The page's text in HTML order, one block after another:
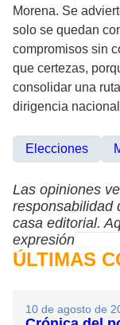
Morena. Se
solo se quedan
compromisos sin
que certezas,
consolidar una
dirigencia
Elecciones
Las opiniones
responsabilidad
casa editorial.
expresión
ÚLTIMAS
10 de agosto de